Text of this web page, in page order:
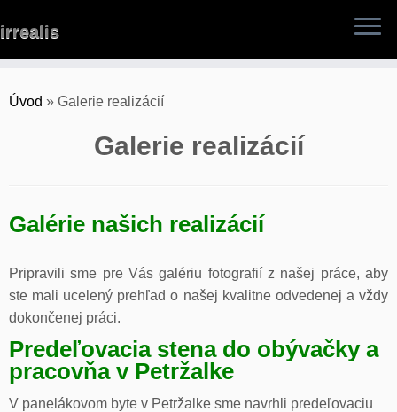
to
irrealis
Úvod » Galerie realizácií
Galerie realizácií
Galérie našich realizácií
Pripravili sme pre Vás galériu fotografií z našej práce, aby
ste mali ucelený prehľad o našej kvalitne odvedenej a vždy
dokončenej práci.
Predeľovacia stena do obývačky a
pracovňa v Petržalke
V panelákovom byte v Petržalke sme navrhli predeľovaciu